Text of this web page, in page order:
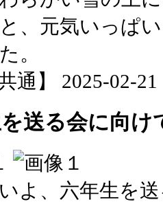
、元気いっぱ
。
通】 2025-02-
送る会に向け
よ、六年生を